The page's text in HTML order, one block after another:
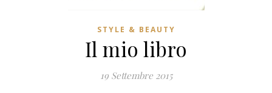
STYLE & BEAUTY
Il mio libro
19 Settembre 2015